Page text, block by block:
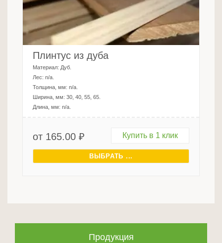
Продукция
Плинтус из дуба
Материал: Дуб
Лес: n/a
Толщина, мм: n/a
Ширина, мм: 30, 40, 55, 65
Длина, мм: n/a
от 165.00 ₽ Купить в 1 клик
ВЫБРАТЬ ...